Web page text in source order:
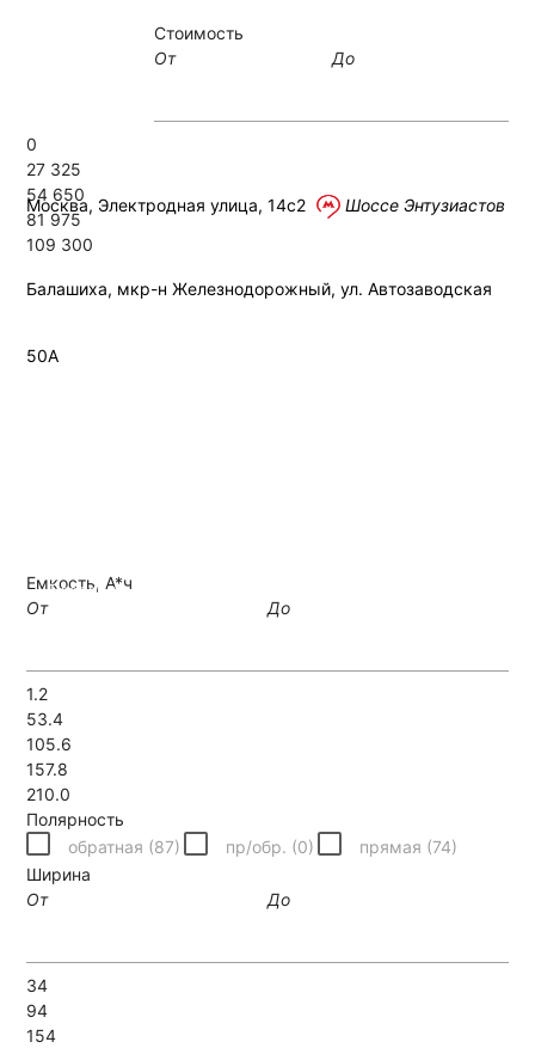
Москва, Электродная улица, 14с2 Шоссе Энтузиастов
Балашиха, мкр-н Железнодорожный, ул. Автозаводская
50А
Позвонить
Стоимость
От
До
0
27 325
54 650
81 975
109 300
Емкость, А*ч
От
До
1.2
53.4
105.6
157.8
210.0
Полярность
обратная (87) пр/обр. (0) прямая (74)
Ширина
От
До
34
94
154